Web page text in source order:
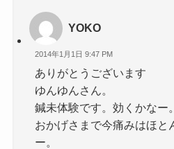
YOKO
2014年1月1日 9:47 PM
ありがとうございます
ゆんゆんさん。
鍼未体験です。効くかなー
おかげさまで今痛みはほと
ー。